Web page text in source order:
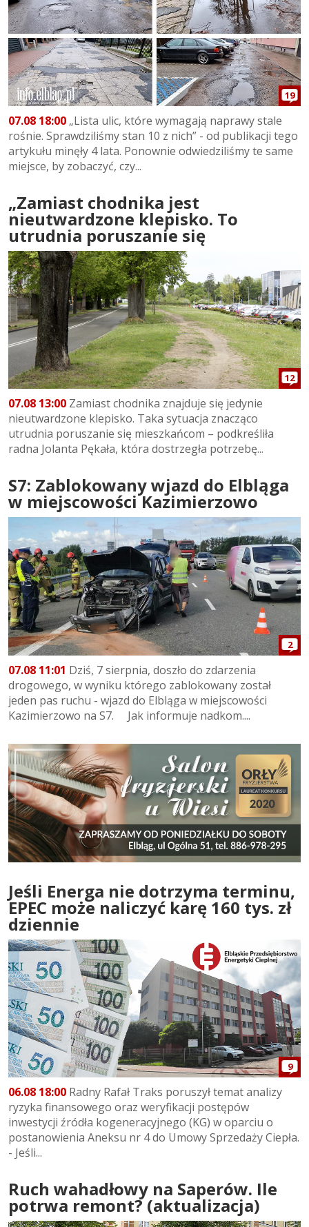
19
07.08 18:00 „Lista ulic, które wymagają naprawy stale
rośnie. Sprawdziliśmy stan 10 z nich” - od publikacji tego
artykułu minęły 4 lata. Ponownie odwiedziliśmy te same
miejsce, by zobaczyć, czy...
„Zamiast chodnika jest
nieutwardzone klepisko. To
utrudnia poruszanie się
12
07.08 13:00 Zamiast chodnika znajduje się jedynie
nieutwardzone klepisko. Taka sytuacja znacząco
utrudnia poruszanie się mieszkańcom – podkreśliła
radna Jolanta Pękała, która dostrzegła potrzebę...
S7: Zablokowany wjazd do Elbląga
w miejscowości Kazimierzowo
2
07.08 11:01 Dziś, 7 sierpnia, doszło do zdarzenia
drogowego, w wyniku którego zablokowany został
jeden pas ruchu - wjazd do Elbląga w miejscowości
Kazimierzowo na S7. Jak informuje nadkom....
Jeśli Energa nie dotrzyma terminu,
EPEC może naliczyć karę 160 tys. zł
dziennie
9
06.08 18:00 Radny Rafał Traks poruszył temat analizy
ryzyka finansowego oraz weryfikacji postępów
inwestycji źródła kogeneracyjnego (KG) w oparciu o
postanowienia Aneksu nr 4 do Umowy Sprzedaży Ciepła.
- Jeśli...
Ruch wahadłowy na Saperów. Ile
potrwa remont? (aktualizacja)